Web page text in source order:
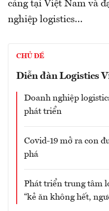
cảng tại Việt Nam và
nghiệp logistics…
CHỦ ĐỀ
Diễn đàn Logistics
Doanh nghiệp
phát triển
Covid-19 mở ra con
phá
Phát triển trung tâm
“kẻ ăn không hết,